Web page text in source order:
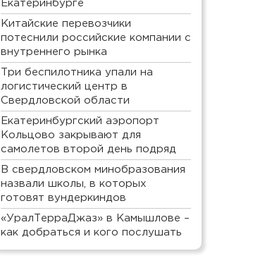
Екатеринбурге
Китайские перевозчики
потеснили российские компании с
внутреннего рынка
Три беспилотника упали на
логистический центр в
Свердловской области
Екатеринбургский аэропорт
Кольцово закрывают для
самолетов второй день подряд
В свердловском минобразования
назвали школы, в которых
готовят вундеркиндов
«УралТерраДжаз» в Камышлове –
как добраться и кого послушать